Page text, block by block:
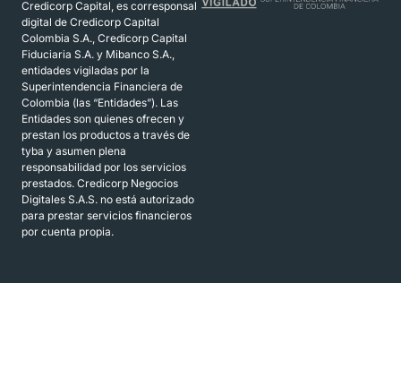
Credicorp Capital, es corresponsal
digital de Credicorp Capital
Colombia S.A., Credicorp Capital
Fiduciaria S.A. y Mibanco S.A.,
entidades vigiladas por la
Superintendencia Financiera de
Colombia (las “Entidades”). Las
Entidades son quienes ofrecen y
prestan los productos a través de
tyba y asumen plena
responsabilidad por los servicios
prestados. Credicorp Negocios
Digitales S.A.S. no está autorizado
para prestar servicios financieros
por cuenta propia.